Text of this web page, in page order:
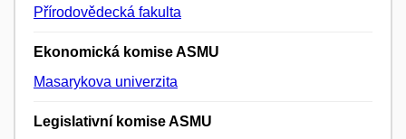
Přírodovědecká fakulta
Ekonomická komise ASMU
Masarykova univerzita
Legislativní komise ASMU